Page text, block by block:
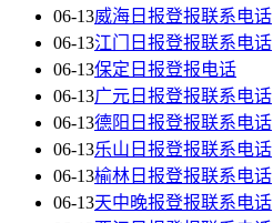
06-13威海日报登报联系电话
06-13江门日报登报联系电话
06-13保定日报登报电话
06-13广元日报登报联系电话
06-13德阳日报登报联系电话
06-13乐山日报登报联系电话
06-13榆林日报登报联系电话
06-13天中晚报登报联系电话